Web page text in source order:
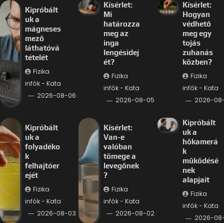
Kipróbált
uk a
mágneses
mező
láthatóvá
tételét
Fizika
infók - Kata
2026-08-06
Kísérlet:
Mi
határozza
meg az
inga
lengésidej
ét?
Fizika
infók - Kata
2026-08-05
Kísérlet:
Hogyan
védhető
meg egy
tojás
zuhanás
közben?
Fizika
infók - Kata
2026-
Kipróbált
uk a
folyadéko
k
felhajtóer
ejét
Fizika
infók - Kata
2026-08-03
Kísérlet:
Van-e
valóban
tömege a
levegőnek
?
Fizika
infók - Kata
2026-08-02
Kipróbált
uk a
hőkamerá
k
működésé
nek
alapjait
Fizika
infók - Kata
2026-